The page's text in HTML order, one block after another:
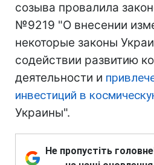
созыва провалила
№9219 "О внесении
некоторые законы
содействии развитию
деятельности и
инвестиций в
Украины".
Не пропустіть